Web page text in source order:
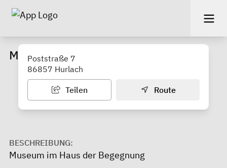
Museum in der Gemeindebücherei
Poststraße 7
86857 Hurlach
Teilen Route
BESCHREIBUNG:
Museum im Haus der Begegnung